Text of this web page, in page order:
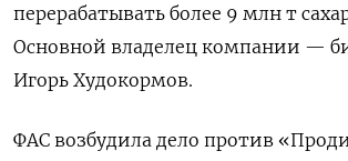
перерабатывать более 9 млн т
Основной владелец компании —
Игорь Худокормов.
ФАС возбудила дело против